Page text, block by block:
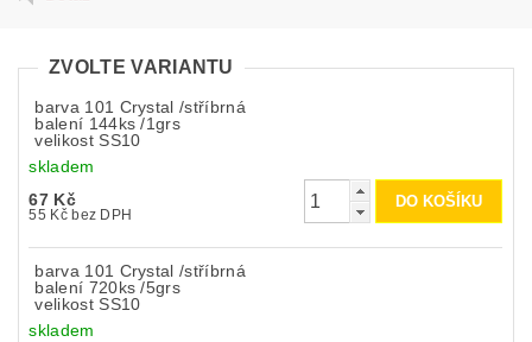
ZVOLTE VARIANTU
barva 101 Crystal /stříbrná
balení 144ks /1grs
velikost SS10
skladem
67 Kč
55 Kč bez DPH
barva 101 Crystal /stříbrná
balení 720ks /5grs
velikost SS10
skladem